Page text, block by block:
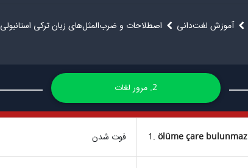
آموزش لغت‌دانی اصطلاحات و ضرب‌المثل‌های زبان ترکی استانبولی
2. مرور لغات
1. ölüme çare bulunmaz فوت شدن